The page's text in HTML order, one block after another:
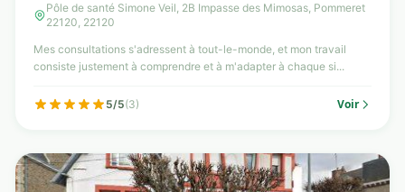
Pôle de santé Simone Veil, 2B Impasse des Mimosas, Pommeret
22120, 22120
Mes consultations s'adressent à tout-le-monde, et mon travail
consiste justement à comprendre et à m'adapter à chaque si...
5/5(3) Voir